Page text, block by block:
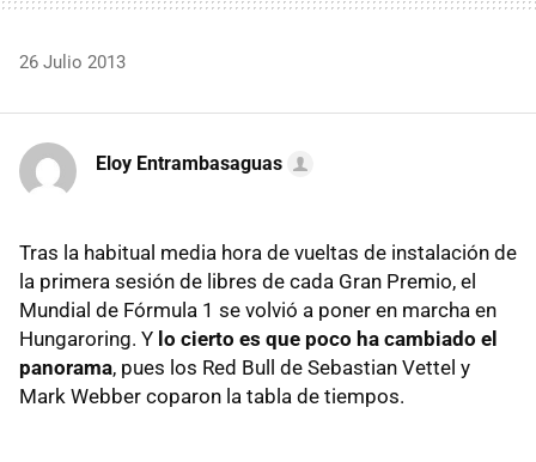
26 Julio 2013
Eloy Entrambasaguas
Tras la habitual media hora de vueltas de instalación de
la primera sesión de libres de cada Gran Premio, el
Mundial de Fórmula 1 se volvió a poner en marcha en
Hungaroring. Y lo cierto es que poco ha cambiado el
panorama, pues los Red Bull de Sebastian Vettel y
Mark Webber coparon la tabla de tiempos.